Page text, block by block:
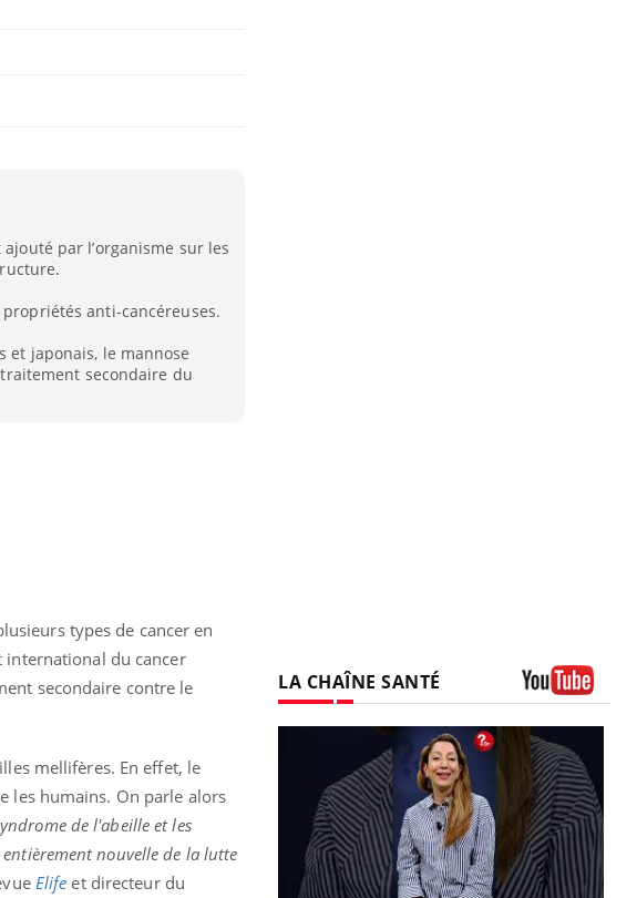
par l’organisme sur les
anti-cancéreuses.
et japonais, le mannose
secondaire du
types de cancer en
international du cancer
secondaire contre le
mellifères. En effet, le
les humains. On parle alors
de l'abeille et les
nouvelle de la lutte
Elife et directeur du
LA CHAÎNE SANTÉ